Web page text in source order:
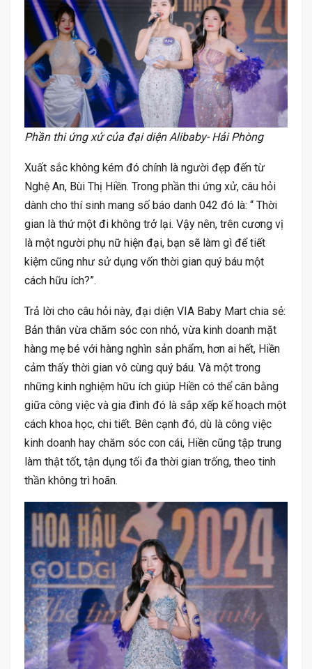
Phần thi ứng xử của đại diện Alibaby- Hải Phòng
Xuất sắc không kém đó chính là người đẹp đến từ
Nghệ An, Bùi Thị Hiền. Trong phần thi ứng xử, câu hỏi
dành cho thí sinh mang số báo danh 042 đó là: “ Thời
gian là thứ một đi không trở lại. Vậy nên, trên cương vị
là một người phụ nữ hiện đại, bạn sẽ làm gì để tiết
kiệm cũng như sử dụng vốn thời gian quý báu một
cách hữu ích?”.
Trả lời cho câu hỏi này, đại diện VIA Baby Mart chia sẻ:
Bản thân vừa chăm sóc con nhỏ, vừa kinh doanh mặt
hàng mẹ bé với hàng nghìn sản phẩm, hơn ai hết, Hiền
cảm thấy thời gian vô cùng quý báu. Và một trong
những kinh nghiệm hữu ích giúp Hiền có thể cân bằng
giữa công việc và gia đình đó là sắp xếp kế hoạch một
cách khoa học, chi tiết. Bên cạnh đó, dù là công việc
kinh doanh hay chăm sóc con cái, Hiền cũng tập trung
làm thật tốt, tận dụng tối đa thời gian trống, theo tinh
thần không trì hoãn.